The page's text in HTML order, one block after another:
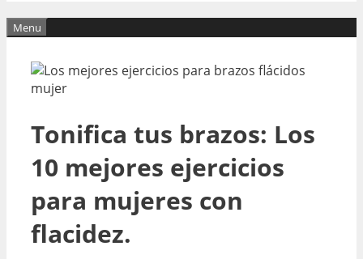
Menu
Tonifica tus brazos: Los
10 mejores ejercicios
para mujeres con
flacidez.